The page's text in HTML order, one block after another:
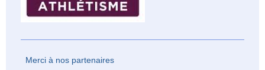
Merci à nos partenaires